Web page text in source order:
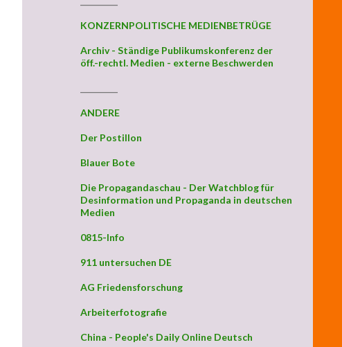
KONZERNPOLITISCHE MEDIENBETRÜGE
Archiv - Ständige Publikumskonferenz der
öff.-rechtl. Medien - externe Beschwerden
ANDERE
Der Postillon
Blauer Bote
Die Propagandaschau - Der Watchblog für
Desinformation und Propaganda in deutschen
Medien
0815-Info
911 untersuchen DE
AG Friedensforschung
Arbeiterfotografie
China - People's Daily Online Deutsch